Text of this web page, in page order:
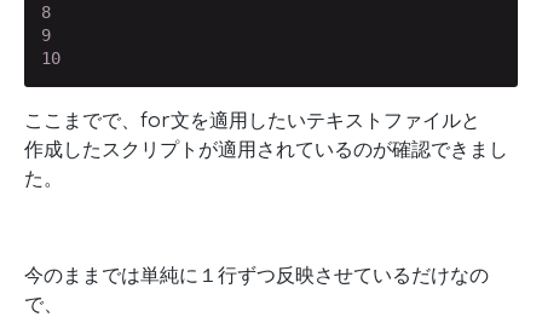
8
9
10
ここまでで、for文を適用したいテキストファイルと
作成したスクリプトが適用されているのが確認できまし
た。
今のままでは単純に１行ずつ反映させているだけなの
で、